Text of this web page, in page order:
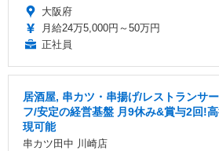
大阪府
月給24万5,000円～50万円
正社員
居酒屋, 串カツ・串揚げ/レストランサ
フ/安定の経営基盤 月9休み&賞与2回!
現可能
串カツ田中 川崎店